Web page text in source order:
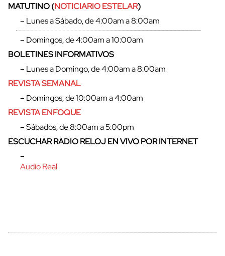
MATUTINO (NOTICIARIO ESTELAR)
– Lunes a Sábado, de 4:00am a 8:00am
– Domingos, de 4:00am a 10:00am
BOLETINES INFORMATIVOS
– Lunes a Domingo, de 4:00am a 8:00am
REVISTA SEMANAL
– Domingos, de 10:00am a 4:00am
REVISTA ENFOQUE
– Sábados, de 8:00am a 5:00pm
ESCUCHAR RADIO RELOJ EN VIVO POR INTERNET
–
Audio Real